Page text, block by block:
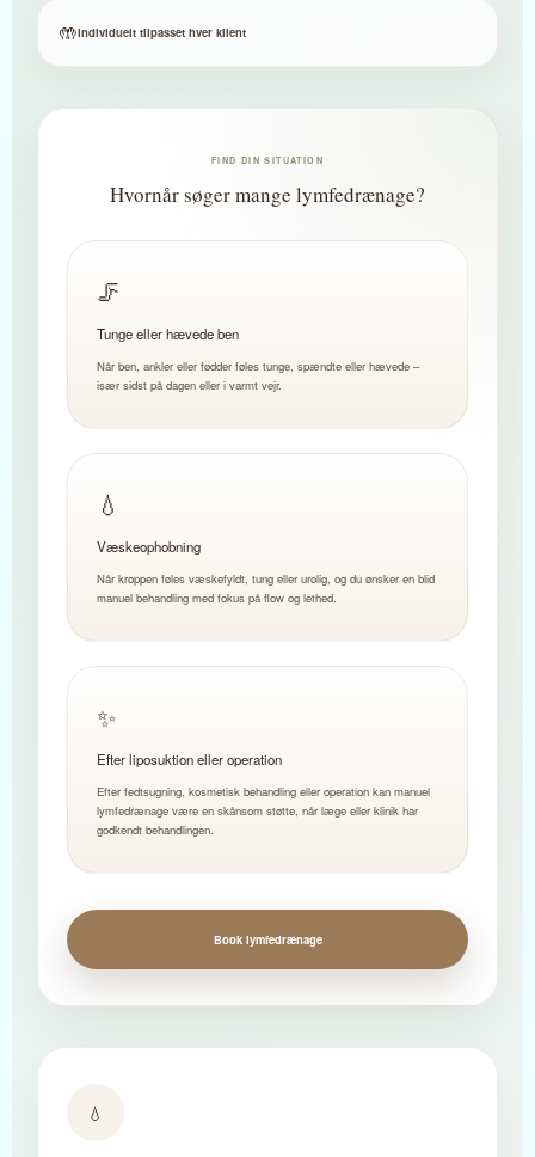
🤲Individuelt tilpasset hver klient
FIND DIN SITUATION
Hvornår søger mange lymfedrænage?
🦵
Tunge eller hævede ben
Når ben, ankler eller fødder føles tunge, spændte eller hævede –
især sidst på dagen eller i varmt vejr.
💧
Væskeophobning
Når kroppen føles væskefyldt, tung eller urolig, og du ønsker en blid
manuel behandling med fokus på flow og lethed.
✨
Efter liposuktion eller operation
Efter fedtsugning, kosmetisk behandling eller operation kan manuel
lymfedrænage være en skånsom støtte, når læge eller klinik har
godkendt behandlingen.
Book lymfedrænage
💧